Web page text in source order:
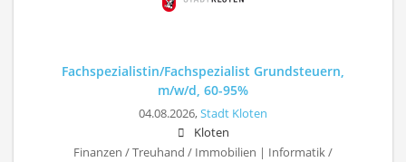
Fachspezialistin/Fachspezialist Grundsteuern,
m/w/d, 60-95%
04.08.2026,Stadt Kloten
Kloten
Finanzen / Treuhand / Immobilien | Informatik /